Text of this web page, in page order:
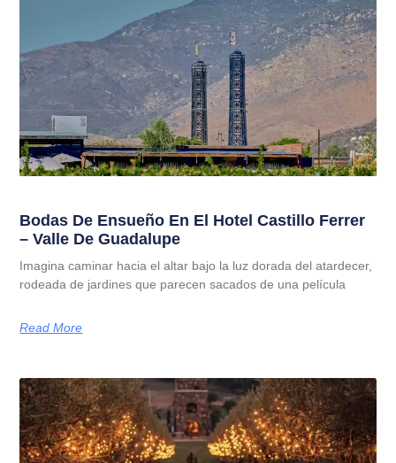
Bodas De Ensueño En El Hotel Castillo Ferrer
– Valle De Guadalupe
Imagina caminar hacia el altar bajo la luz dorada del atardecer,
rodeada de jardines que parecen sacados de una película
Read More